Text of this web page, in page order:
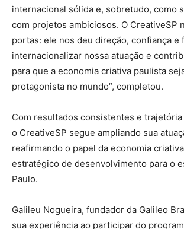
internacional sólida e, sobretudo, como
com projetos ambiciosos. O CreativeSP
portas: ele nos deu direção, confiança e
internacionalizar nossa atuação e
para que a economia criativa paulista
protagonista no mundo”, completou.
Com resultados consistentes e
o CreativeSP segue ampliando sua
reafirmando o papel da economia
estratégico de desenvolvimento para o
Paulo.
Galileu Nogueira, fundador da Galileo
sua experiência ao participar do